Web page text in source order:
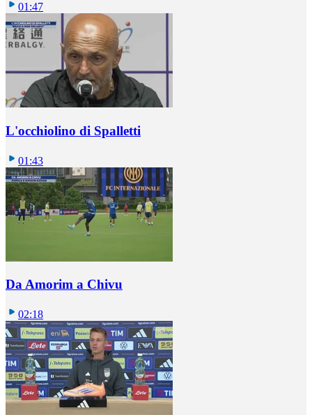
01:47
L'occhiolino di Spalletti
01:43
Da Amorim a Chivu
02:18